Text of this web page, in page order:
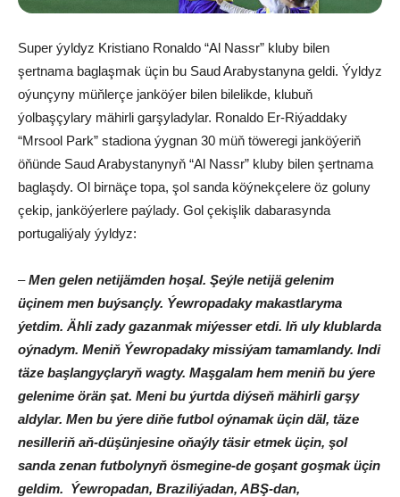
Super ýyldyz Kristiano Ronaldo “Al Nassr” kluby bilen
şertnama baglaşmak üçin bu Saud Arabystanyna geldi. Ýyldyz
oýunçyny müňlerçe janköýer bilen bilelikde, klubuň
ýolbaşçylary mähirli garşyladylar. Ronaldo Er-Riýaddaky
“Mrsool Park” stadiona ýygnan 30 müň töweregi janköýeriň
öňünde Saud Arabystanynyň “Al Nassr” kluby bilen şertnama
baglaşdy. Ol birnäçe topa, şol sanda köýnekçelere öz goluny
çekip, janköýerlere paýlady. Gol çekişlik dabarasynda
portugaliýaly ýyldyz:
–Men gelen netijämden hoşal. Şeýle netijä gelenim
üçinem men buýsançly. Ýewropadaky makastlaryma
ýetdim. Ähli zady gazanmak miýesser etdi. Iň uly klublarda
oýnadym. Meniň Ýewropadaky missiýam tamamlandy. Indi
täze başlangyçlaryň wagty. Maşgalam hem meniň bu ýere
gelenime örän şat. Meni bu ýurtda diýseň mähirli garşy
aldylar. Men bu ýere diňe futbol oýnamaküçin däl, täze
nesilleriň aň-düşünjesine oňaýly täsir etmek üçin, şol
sanda zenan futbolynyň ösmegine-de goşant goşmak üçin
geldim. Ýewropadan, Braziliýadan, ABŞ-dan,